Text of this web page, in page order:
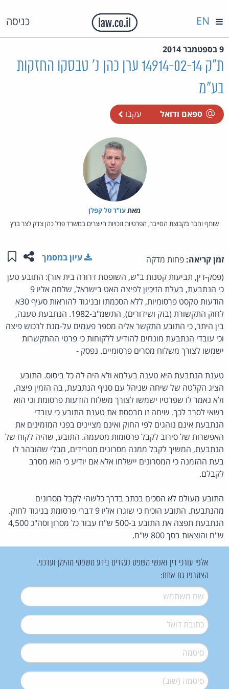
כניסה EN
9 בספטמבר 2014
ת"ק 14914-02-14 ערן כהן נ' טבסקו החזקות
בע"מ
ספאם ודואל עקבו
מאת‏עו"ד טל קפלן
שותף וחבר בקבוצת הסייבר, הפרטיות וזכויות היוצרים במשרד פרל כהן צדק לצר ברץ
זמן קריאה: פחות מדקה שתפו
עיון במסמך
(פסק-דין, תביעות קטנות ב"ש, השופטת דרורה בית אור): התובע טען
כי הנתבעת, בעלת הזיכיון לפיצה האט בישראל, שלחה אליו 9
הודעות טקסט פרסומיות, ללא הסכמתו ובניגוד להוראות סעיף 30א
לחוק התקשורת (בזק ושידורים), התשמ"ב-1982. הנתבעת טענה,
בין היתר, כי התובע התקשר אליה מספר פעמים על-מנת לרכוש פיצה
וכי עובדי הנתבעת מונחים להודיע ללקוחות כי פרטי ההתקשרות
ישמשו לצורך משלוח מסרים פרסומיים. נפסק -
טענת הנתבעת היא טענה בעלמא ולא היה לה כל ביסוס. התובע
הציג הקלטה של שיחה שניהל עם סניף הנתבעת, בה הזמין פיצה,
ולא נאמר לו שפרטיו ישמשו לצורך משלוח הודעות פרסומת וכי הוא
רשאי לסרב לכך. שיחה זו מבססת את טענת התובע כי עובדי
הנתבעת אינם נוהגים לפי החוק ואינם מציינים בפני המזמינים את
האפשרות של סירוב לקבל פרסומות מטעמה. התובע, שהיה לקוח של
הנתבעת, המשיך לקבל ממנה מסרונים מטרידים, מבלי שהובהר לו
בעת ההזמנה כי המסרונים יישלחו אלא אם יודיע כי הוא מסרב
לקבלם.
התובע מעולם לא הסכים בכתב בדרך כלשהי לקבל מסרונים
מהנתבעת. התובע הוכיח כי שוגרו אליו 9 דברי פרסומת בניגוד לחוק.
הנתבעת תפצה את התובע ב-500 ש"ח עבור כל מסרון וסה"כ 4,500
ש"ח והוצאות בסך 800 ש"ח.
אלפי עורכי דין ואנשי משפט נעזרים בידע משפטי מהימן ועדכני.
הצטרפו גם אתם:
שם משתמש*
דואל*
סיסמה*
סיסמה (שוב)*